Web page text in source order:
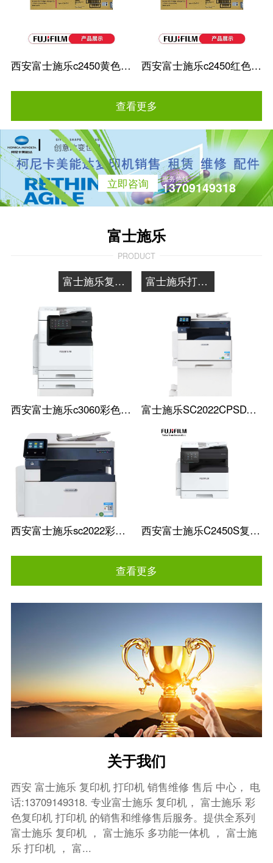
西安富士施乐c2450黄色粉盒 西安富士施乐c2450红色粉盒
查看更多
立即咨询 服务热线
13709149318
富士施乐
PRODUCT
富士施乐复印机 富士施乐打印机
西安富士施乐c3060彩色复印机 富士施乐SC2022CPSDA A3彩色复印机
西安富士施乐sc2022彩色复印机批发 西安富士施乐C2450S复印机A3A4办公一体
查看更多
关于我们
西安 富士施乐 复印机 打印机 销售维修 售后 中心， 电
话:13709149318. 专业富士施乐 复印机， 富士施乐 彩
色复印机 打印机 的销售和维修售后服务。提供全系列
富士施乐 复印机 ， 富士施乐 多功能一体机 ， 富士施
乐 打印机 ， 富...